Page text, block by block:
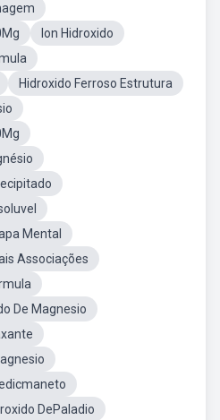
Ion Hidroxido
Hidroxido Ferroso Estrutura
Mental
Associações
De Magnesio
DePaladio